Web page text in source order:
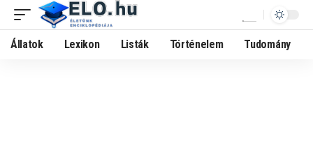
Állatok Lexikon Listák Történelem Tudomány